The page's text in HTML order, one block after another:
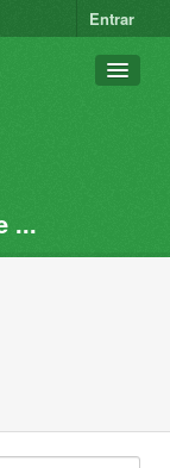
Entrar
...